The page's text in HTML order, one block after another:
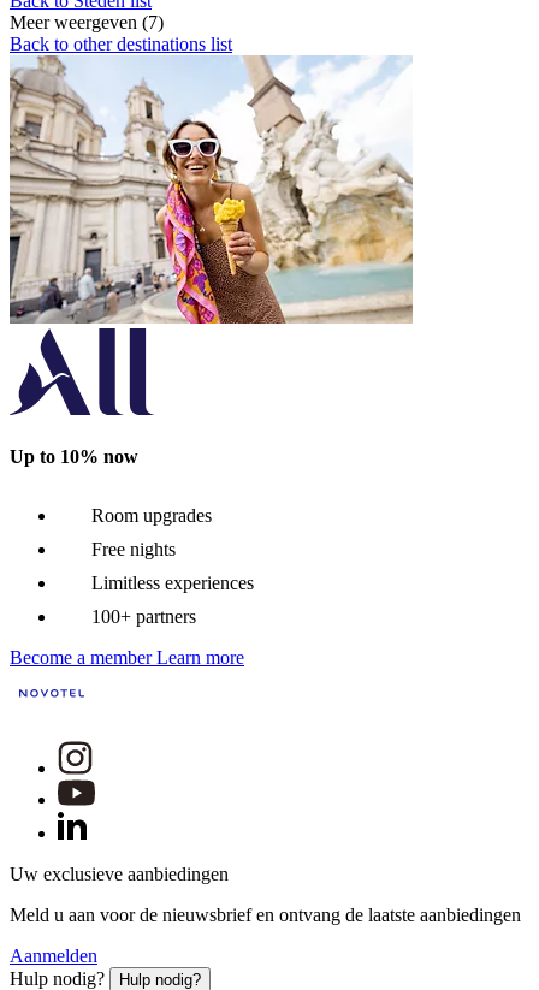
Meer weergeven (7)
Back to other destinations list
Up to 10% now
Room upgrades
Free nights
Limitless experiences
100+ partners
Become a member Learn more
Uw exclusieve aanbiedingen
Meld u aan voor de nieuwsbrief en ontvang de laatste aanbiedingen
Aanmelden
Hulp nodig?
Hulp nodig?